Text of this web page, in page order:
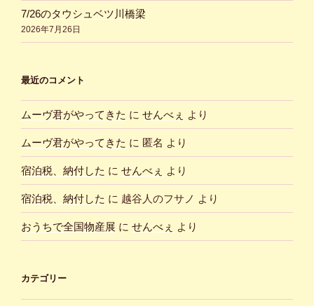
7/26のタウシュベツ川橋梁
2026年7月26日
最近のコメント
ムーヴ君がやってきた に せんべぇ より
ムーヴ君がやってきた に 匿名 より
宿泊税、納付した に せんべぇ より
宿泊税、納付した に 越谷人のフサノ より
おうちで全国物産展 に せんべぇ より
カテゴリー